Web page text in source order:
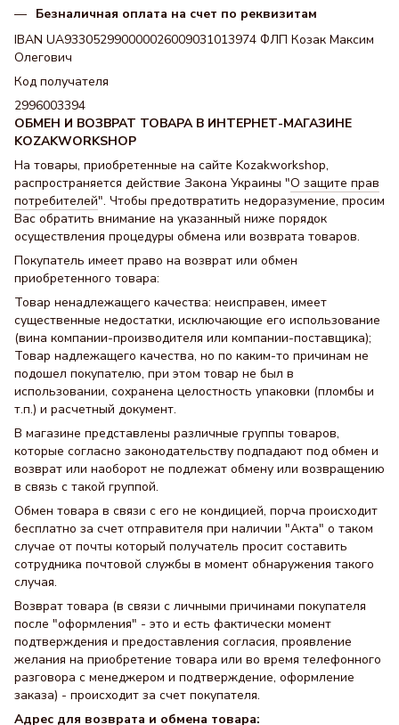
Безналичная оплата на счет по реквизитам
IBAN UA933052990000026009031013974 ФЛП Козак Максим
Олегович
Код получателя
2996003394
ОБМЕН И ВОЗВРАТ ТОВАРА В ИНТЕРНЕТ-МАГАЗИНЕ
KOZAKWORKSHOP
На товары, приобретенные на сайте Kozakworkshop,
распространяется действие Закона Украины "О защите прав
потребителей". Чтобы предотвратить недоразумение, просим
Вас обратить внимание на указанный ниже порядок
осуществления процедуры обмена или возврата товаров.
Покупатель имеет право на возврат или обмен
приобретенного товара:
Товар ненадлежащего качества: неисправен, имеет
существенные недостатки, исключающие его использование
(вина компании-производителя или компании-поставщика);
Товар надлежащего качества, но по каким-то причинам не
подошел покупателю, при этом товар не был в
использовании, сохранена целостность упаковки (пломбы и
т.п.) и расчетный документ.
В магазине представлены различные группы товаров,
которые согласно законодательству подпадают под обмен и
возврат или наоборот не подлежат обмену или возвращению
в связь с такой группой.
Обмен товара в связи с его не кондицией, порча происходит
бесплатно за счет отправителя при наличии "Акта" о таком
случае от почты который получатель просит составить
сотрудника почтовой службы в момент обнаружения такого
случая.
Возврат товара (в связи с личными причинами покупателя
после "оформления" - это и есть фактически момент
подтверждения и предоставления согласия, проявление
желания на приобретение товара или во время телефонного
разговора с менеджером и подтверждение, оформление
заказа) - происходит за счет покупателя.
Адрес для возврата и обмена товара: